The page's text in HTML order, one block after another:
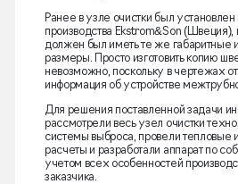
Ранее в узле очистки был
производства Ekstrom&Son (Швеция),
должен был иметь те же габаритные
размеры. Просто изготовить копию
невозможно, поскольку в чертежах
информация об устройстве
Для решения поставленной задачи
рассмотрели весь узел очистки
системы выброса, провели тепловые
расчеты и разработали аппарат по
учетом всех особенностей
заказчика.